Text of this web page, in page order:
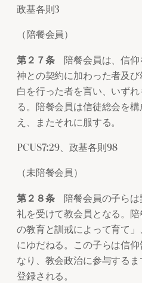
政基各則3
（陪餐会員）
第２７条陪餐会員は、信仰
神との契約に加わった者及
白を行った者を言い、いず
る。陪餐会員は信徒総会を
え、またそれに服する。
PCUS7:29、政基各則98
（未陪餐会員）
第２８条陪餐会員の子らは
礼を受けて教会員となる。
の教育と訓戒によって育て
にゆだねる。この子らは信
なり、教会政治に参与する
登録される。